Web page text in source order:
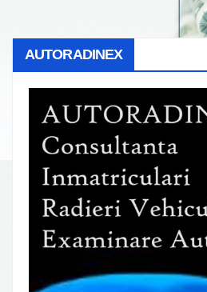
AUTORADINEX